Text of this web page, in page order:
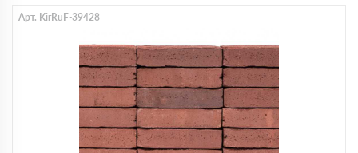
Арт. KirRuF-39428